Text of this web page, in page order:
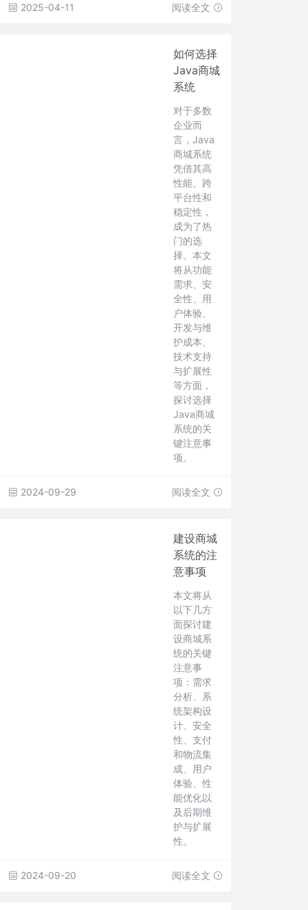
2025-04-11 阅读全文
如何选择
Java商城
系统
对于多数
企业而
言，Java
商城系统
凭借其高
性能、跨
平台性和
稳定性，
成为了热
门的选
择。本文
将从功能
需求、安
全性、用
户体验、
开发与维
护成本、
技术支持
与扩展性
等方面，
探讨选择
Java商城
系统的关
键注意事
项。
2024-09-29 阅读全文
建设商城
系统的注
意事项
本文将从
以下几方
面探讨建
设商城系
统的关键
注意事
项：需求
分析、系
统架构设
计、安全
性、支付
和物流集
成、用户
体验、性
能优化以
及后期维
护与扩展
性。
2024-09-20 阅读全文